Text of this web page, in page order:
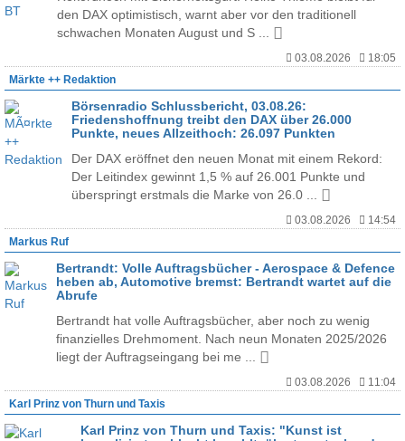
den DAX optimistisch, warnt aber vor den traditionell
schwachen Monaten August und S ...
03.08.2026
18:05
Märkte ++ Redaktion
Börsenradio Schlussbericht, 03.08.26:
Friedenshoffnung treibt den DAX über 26.000
Punkte, neues Allzeithoch: 26.097 Punkten
Der DAX eröffnet den neuen Monat mit einem Rekord:
Der Leitindex gewinnt 1,5 % auf 26.001 Punkte und
überspringt erstmals die Marke von 26.0 ...
03.08.2026
14:54
Markus Ruf
Bertrandt: Volle Auftragsbücher - Aerospace & Defence
heben ab, Automotive bremst: Bertrandt wartet auf die
Abrufe
Bertrandt hat volle Auftragsbücher, aber noch zu wenig
finanzielles Drehmoment. Nach neun Monaten 2025/2026
liegt der Auftragseingang bei me ...
03.08.2026
11:04
Karl Prinz von Thurn und Taxis
Karl Prinz von Thurn und Taxis: "Kunst ist